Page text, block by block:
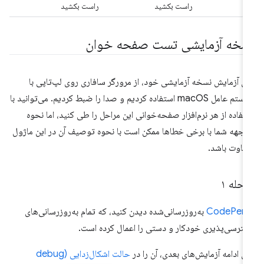
راست بکشید
راست بکشید
آزمایشی تست صفحه خوان
آزمایش نسخه آزمایشی خود، از مرورگر سافاری روی لپ‌تاپی با
سیستم عامل macOS استفاده کردیم و صدا را ضبط کردیم. می‌توانید با
از هر نرم‌افزار صفحه‌خوانی این مراحل را طی کنید، اما نحوه
شما با برخی خطاها ممکن است با نحوه توصیف آن در این ماژول
باشد.
۱
CodePenبه‌روزرسانی‌شده دیدن کنید، که تمام به‌روزرسانی‌های
خودکار و دستی را اعمال کرده است.
ادامه آزمایش‌های بعدی، آن را در
حالت اشکال‌زدایی (debug